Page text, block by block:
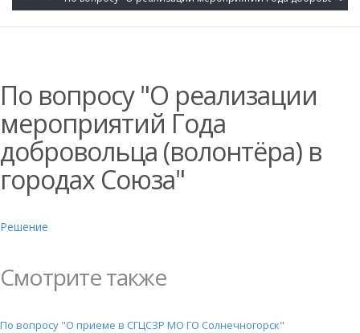
По вопросу "О реализации
мероприятий Года
добровольца (волонтёра) в
городах Союза"
Решение
Смотрите также
По вопросу "О приеме в СГЦСЗР МО ГО Солнечногорск"